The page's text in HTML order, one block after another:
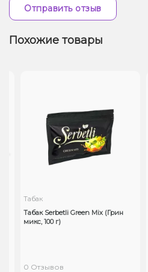
Отправить отзыв
Похожие товары
Табак
Табак Serbetli Green Mix (Грин
микс, 100 г)
0 Отзывов